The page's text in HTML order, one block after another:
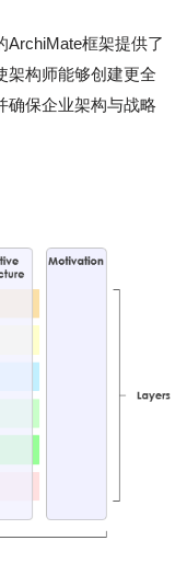
ArchiMate框架提供了
架构师能够创建更全
确保企业架构与战略